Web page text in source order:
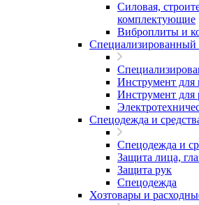
Силовая,
комплектующие
Виброплиты и
Специализированный
Инструмент для
Инструмент для
Спецодежда и
Спецодежда и
Защита лица,
Защита рук
Спецодежда
Хозтовары и